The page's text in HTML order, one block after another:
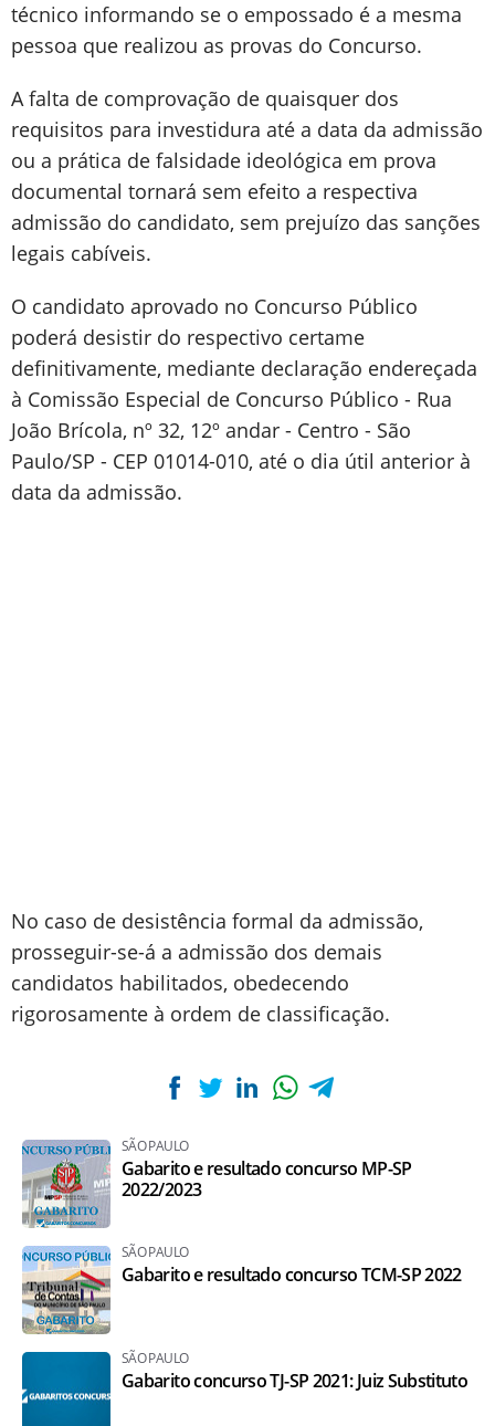
técnico informando se o empossado é a mesma
pessoa que realizou as provas do Concurso.
A falta de comprovação de quaisquer dos
requisitos para investidura até a data da admissão
ou a prática de falsidade ideológica em prova
documental tornará sem efeito a respectiva
admissão do candidato, sem prejuízo das sanções
legais cabíveis.
O candidato aprovado no Concurso Público
poderá desistir do respectivo certame
definitivamente, mediante declaração endereçada
à Comissão Especial de Concurso Público - Rua
João Brícola, nº 32, 12º andar - Centro - São
Paulo/SP - CEP 01014-010, até o dia útil anterior à
data da admissão.
No caso de desistência formal da admissão,
prosseguir-se-á a admissão dos demais
candidatos habilitados, obedecendo
rigorosamente à ordem de classificação.
SÃO PAULO
Gabarito e resultado concurso MP-SP
2022/2023
SÃO PAULO
Gabarito e resultado concurso TCM-SP 2022
SÃO PAULO
Gabarito concurso TJ-SP 2021: Juiz Substituto